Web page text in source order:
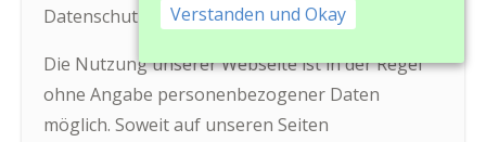
Datenschutzerklärung.
Die Nutzung unserer Webseite ist in der Regel
ohne Angabe personenbezogener Daten
möglich. Soweit auf unseren Seiten
Verstanden und Okay